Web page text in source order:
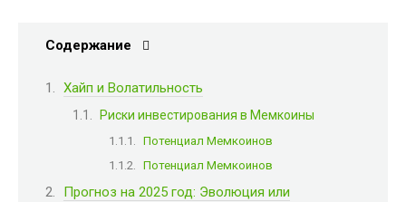
Содержание
Хайп и Волатильность
Риски инвестирования в Мемкоины
Потенциал Мемкоинов
Потенциал Мемкоинов
Прогноз на 2025 год: Эволюция или